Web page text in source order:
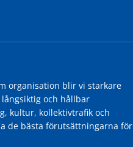
organisation blir vi starkare
och hållbar
kultur, kollektivtrafik och
de bästa förutsättningarna för